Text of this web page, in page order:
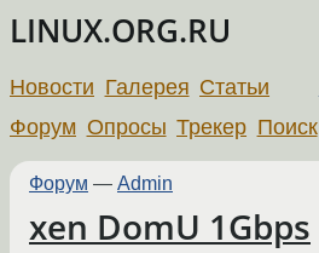
LINUX.ORG.RU
Новости Галерея Статьи
Форум Опросы Трекер Поиск
Форум — Admin
xen DomU 1Gbps